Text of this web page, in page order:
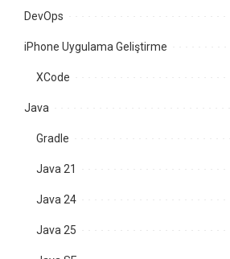
DevOps
iPhone Uygulama Geliştirme
XCode
Java
Gradle
Java 21
Java 24
Java 25